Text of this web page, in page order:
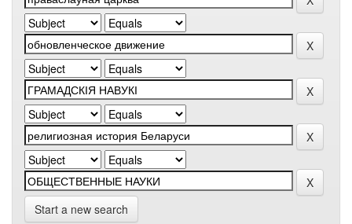
Start a new search